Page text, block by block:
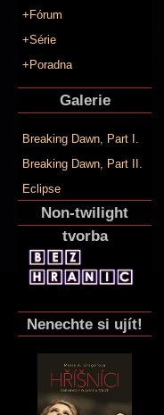
+Fórum
+Série
+Poradna
Galerie
Breaking Dawn, Part I.
Breaking Dawn, Part II.
Eclipse
Non-twilight
tvorba
Nenechte si ujít!